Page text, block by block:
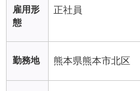
雇用形
態
正社員
勤務地 熊本県熊本市北区